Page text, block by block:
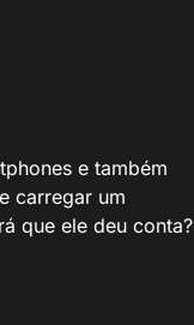
e também
carregar um
que ele deu conta?